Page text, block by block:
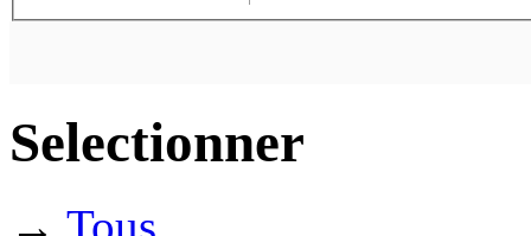
Selectionner